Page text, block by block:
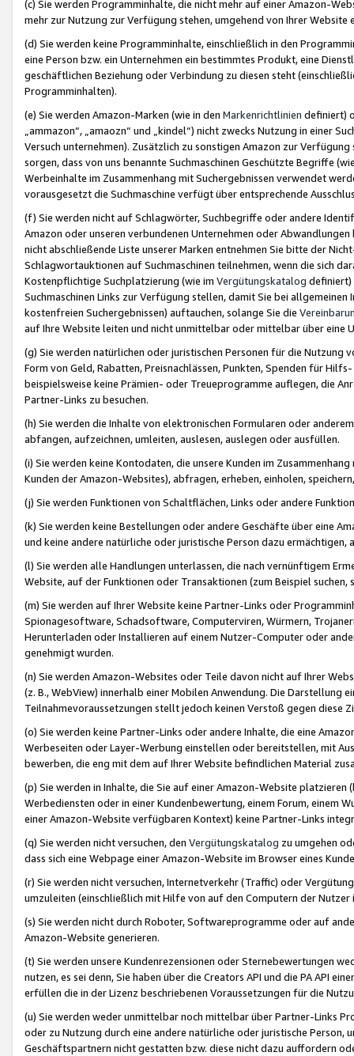
(c) Sie werden Programminhalte, die nicht mehr auf einer Amazon-
mehr zur Nutzung zur Verfügung stehen, umgehend von Ihrer
(d) Sie werden keine Programminhalte, einschließlich in den
eine Person bzw. ein Unternehmen ein bestimmtes Produkt, eine
geschäftlichen Beziehung oder Verbindung zu diesen steht
Programminhalten).
(e) Sie werden Amazon-Marken (wie in den Markenrichtlinien definiert)
„ammazon“, „amaozn“ und „kindel“) nicht zwecks Nutzung in einer
Versuch unternehmen). Zusätzlich zu sonstigen Amazon zur
sorgen, dass von uns benannte Suchmaschinen Geschützte Begriffe
Werbeinhalte im Zusammenhang mit Suchergebnissen verwendet
vorausgesetzt die Suchmaschine verfügt über entsprechende
(f) Sie werden nicht auf Schlagwörter, Suchbegriffe oder andere
Amazon oder unseren verbundenen Unternehmen oder
nicht abschließende Liste unserer Marken entnehmen Sie bitte der
Schlagwortauktionen auf Suchmaschinen teilnehmen, wenn die sich
Kostenpflichtige Suchplatzierung (wie im Vergütungskatalog definiert)
Suchmaschinen Links zur Verfügung stellen, damit Sie bei
kostenfreien Suchergebnissen) auftauchen, solange Sie die
auf Ihre Website leiten und nicht unmittelbar oder mittelbar über eine
(g) Sie werden natürlichen oder juristischen Personen für die Nutzung
Form von Geld, Rabatten, Preisnachlässen, Punkten, Spenden für
beispielsweise keine Prämien- oder Treueprogramme auflegen, die
Partner-Links zu besuchen.
(h) Sie werden die Inhalte von elektronischen Formularen oder
abfangen, aufzeichnen, umleiten, auslesen, auslegen oder ausfüllen.
(i) Sie werden keine Kontodaten, die unsere Kunden im
Kunden der Amazon-Websites), abfragen, erheben, einholen,
(j) Sie werden Funktionen von Schaltflächen, Links oder andere
(k) Sie werden keine Bestellungen oder andere Geschäfte über eine
und keine andere natürliche oder juristische Person dazu
(l) Sie werden alle Handlungen unterlassen, die nach vernünftigem
Website, auf der Funktionen oder Transaktionen (zum Beispiel
(m) Sie werden auf Ihrer Website keine Partner-Links oder
Spionagesoftware, Schadsoftware, Computerviren, Würmern,
Herunterladen oder Installieren auf einem Nutzer-Computer oder
genehmigt wurden.
(n) Sie werden Amazon-Websites oder Teile davon nicht auf Ihrer
(z. B., WebView) innerhalb einer Mobilen Anwendung. Die Darstellung
Teilnahmevoraussetzungen stellt jedoch keinen Verstoß gegen diese
(o) Sie werden keine Partner-Links oder andere Inhalte, die eine
Werbeseiten oder Layer-Werbung einstellen oder bereitstellen, mit
bewerben, die eng mit dem auf Ihrer Website befindlichen Material
(p) Sie werden in Inhalte, die Sie auf einer Amazon-Website
Werbediensten oder in einer Kundenbewertung, einem Forum, einem
einer Amazon-Website verfügbaren Kontext) keine Partner-Links
(q) Sie werden nicht versuchen, den Vergütungskatalog zu umgehen
dass sich eine Webpage einer Amazon-Website im Browser eines
(r) Sie werden nicht versuchen, Internetverkehr (Traffic) oder
umzuleiten (einschließlich mit Hilfe von auf den Computern der
(s) Sie werden nicht durch Roboter, Softwareprogramme oder auf
Amazon-Website generieren.
(t) Sie werden unsere Kundenrezensionen oder Sternebewertungen
nutzen, es sei denn, Sie haben über die Creators API und die PA API
erfüllen die in der Lizenz beschriebenen Voraussetzungen für die
(u) Sie werden weder unmittelbar noch mittelbar über Partner-Links
oder zu Nutzung durch eine andere natürliche oder juristische
Geschäftspartnern nicht gestatten bzw. diese nicht dazu auffordern